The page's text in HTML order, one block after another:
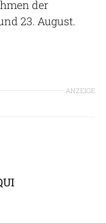
der
23. August.
ANZEIGE